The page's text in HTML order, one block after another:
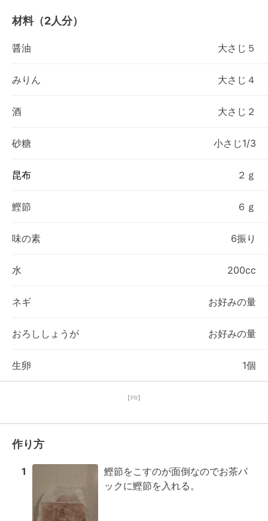
材料（2人分）
醤油 大さじ５
みりん 大さじ４
酒 大さじ２
砂糖 小さじ1/3
昆布 ２ｇ
鰹節 ６ｇ
味の素 6振り
水 200cc
ネギ お好みの量
おろししょうが お好みの量
生卵 1個
【PR】
作り方
1
鰹節をこすのが面倒なのでお茶パ
ックに鰹節を入れる。